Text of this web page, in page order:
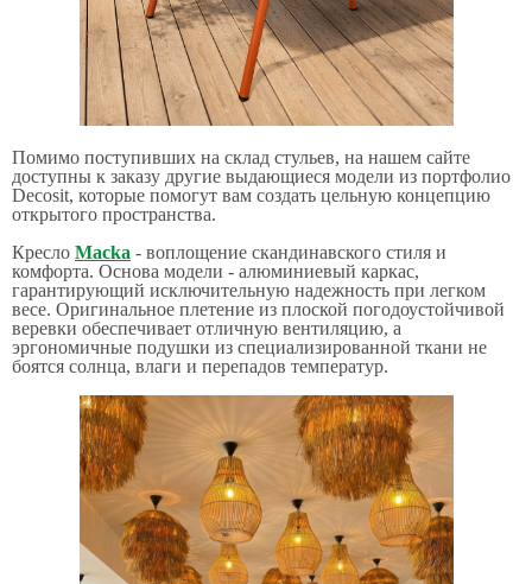
Помимо поступивших на склад стульев, на нашем сайте
доступны к заказу другие выдающиеся модели из портфолио
Decosit, которые помогут вам создать цельную концепцию
открытого пространства.
Кресло Macka - воплощение скандинавского стиля и
комфорта. Основа модели - алюминиевый каркас,
гарантирующий исключительную надежность при легком
весе. Оригинальное плетение из плоской погодоустойчивой
веревки обеспечивает отличную вентиляцию, а
эргономичные подушки из специализированной ткани не
боятся солнца, влаги и перепадов температур.